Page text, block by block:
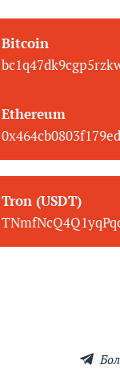
Bitcoin
Ethereum
Tron (USDT)